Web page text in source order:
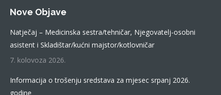
opens
Nove Objave
Natječaj – Medicinska sestra/tehničar, Njegovatelj-osobni
asistent i Skladištar/kućni majstor/kotlovničar
7. kolovoza 2026.
Informacija o trošenju sredstava za mjesec srpanj 2026.
godine